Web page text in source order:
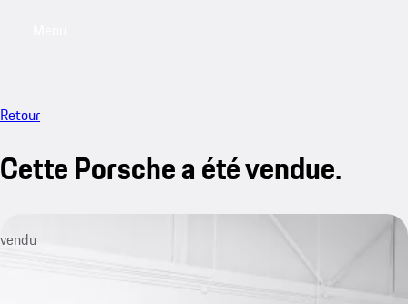
Retour
Cette Porsche a été vendue.
vendu